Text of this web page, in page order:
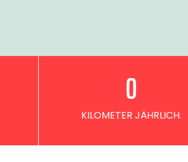
KILOMETER JÄHRLICH.
0